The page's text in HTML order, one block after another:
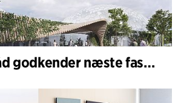
Randers Byråd godkender næste fase af udvidelsen af Randers Regnskov